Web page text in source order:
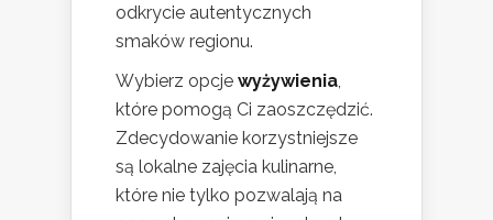
odkrycie autentycznych
smaków regionu.
Wybierz opcje wyżywienia
które pomogą Ci zaoszczędzić.
Zdecydowanie korzystniejsze
są lokalne zajęcia kulinarne,
które nie tylko pozwalają na